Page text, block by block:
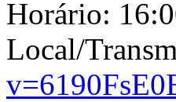
Horário:
Local/